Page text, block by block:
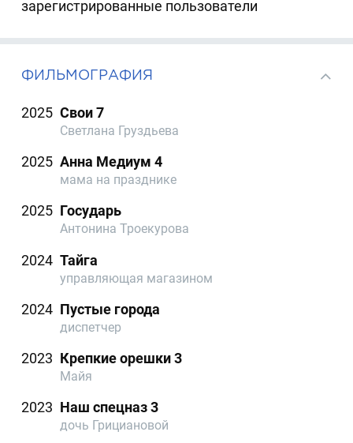
зарегистрированные пользователи
ФИЛЬМОГРАФИЯ
2025 Свои 7
Светлана Груздьева
2025 Анна Медиум 4
мама на празднике
2025 Государь
Антонина Троекурова
2024 Тайга
управляющая магазином
2024 Пустые города
диспетчер
2023 Крепкие орешки 3
Майя
2023 Наш спецназ 3
дочь Грициановой